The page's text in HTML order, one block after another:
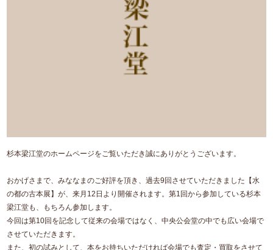
杉本梁江堂のホームページをご覧いただき誠にありがとうございます。
おかげさまで、みななまのご好評を頂き、過去9回させていただきました【水
の都の古本展】が、来月12日より開催されます。第1回から参加している杉本
梁江堂も、もちろん参加します。
今回は第10回を記念して従来の会場ではなく、中央公会堂の中でも広い会場で
させていただきます。
また、初の試みとして、本をお持ちいただければ会場でも査定・買取をさせて